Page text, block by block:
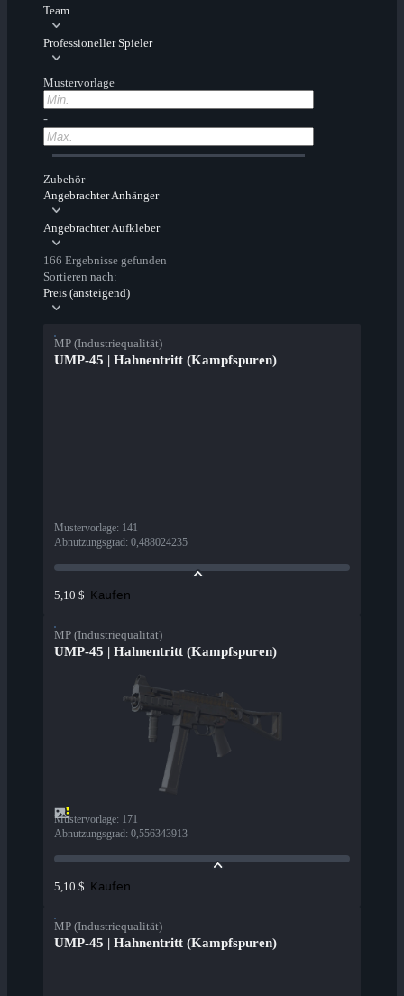
Team
Professioneller Spieler
Mustervorlage
-
Zubehör
Angebrachter Anhänger
Angebrachter Aufkleber
166 Ergebnisse gefunden
Sortieren nach:
Preis (ansteigend)
MP (Industriequalität)
UMP-45 | Hahnentritt (Kampfspuren)
Mustervorlage: 141
Abnutzungsgrad: 0,488024235
5,10 $ Kaufen
MP (Industriequalität)
UMP-45 | Hahnentritt (Kampfspuren)
Mustervorlage: 171
Abnutzungsgrad: 0,556343913
5,10 $ Kaufen
MP (Industriequalität)
UMP-45 | Hahnentritt (Kampfspuren)